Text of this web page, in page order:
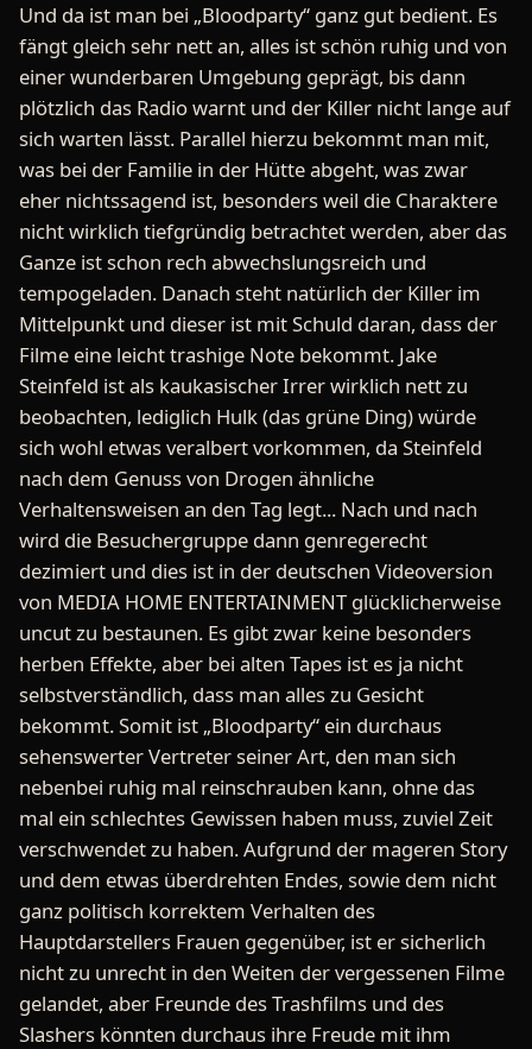
Und da ist man bei „Bloodparty“ ganz gut bedient. Es
fängt gleich sehr nett an, alles ist schön ruhig und von
einer wunderbaren Umgebung geprägt, bis dann
plötzlich das Radio warnt und der Killer nicht lange auf
sich warten lässt. Parallel hierzu bekommt man mit,
was bei der Familie in der Hütte abgeht, was zwar
eher nichtssagend ist, besonders weil die Charaktere
nicht wirklich tiefgründig betrachtet werden, aber das
Ganze ist schon rech abwechslungsreich und
tempogeladen. Danach steht natürlich der Killer im
Mittelpunkt und dieser ist mit Schuld daran, dass der
Filme eine leicht trashige Note bekommt. Jake
Steinfeld ist als kaukasischer Irrer wirklich nett zu
beobachten, lediglich Hulk (das grüne Ding) würde
sich wohl etwas veralbert vorkommen, da Steinfeld
nach dem Genuss von Drogen ähnliche
Verhaltensweisen an den Tag legt... Nach und nach
wird die Besuchergruppe dann genregerecht
dezimiert und dies ist in der deutschen Videoversion
von MEDIA HOME ENTERTAINMENT glücklicherweise
uncut zu bestaunen. Es gibt zwar keine besonders
herben Effekte, aber bei alten Tapes ist es ja nicht
selbstverständlich, dass man alles zu Gesicht
bekommt. Somit ist „Bloodparty“ ein durchaus
sehenswerter Vertreter seiner Art, den man sich
nebenbei ruhig mal reinschrauben kann, ohne das
mal ein schlechtes Gewissen haben muss, zuviel Zeit
verschwendet zu haben. Aufgrund der mageren Story
und dem etwas überdrehten Endes, sowie dem nicht
ganz politisch korrektem Verhalten des
Hauptdarstellers Frauen gegenüber, ist er sicherlich
nicht zu unrecht in den Weiten der vergessenen Filme
gelandet, aber Freunde des Trashfilms und des
Slashers könnten durchaus ihre Freude mit ihm